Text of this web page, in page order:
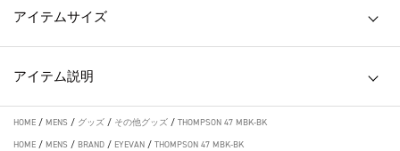
アイテムサイズ
アイテム説明
HOME / MENS / グッズ / その他グッズ / THOMPSON 47 MBK-BK
HOME / MENS / BRAND / EYEVAN / THOMPSON 47 MBK-BK